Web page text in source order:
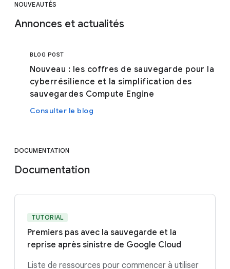
NOUVEAUTÉS
Annonces et actualités
BLOG POST
Nouveau : les coffres de sauvegarde pour la
cyberrésilience et la simplification des
sauvegardes Compute Engine
Consulter le blog
DOCUMENTATION
Documentation
TUTORIAL
Premiers pas avec la sauvegarde et la
reprise après sinistre de Google Cloud
Liste de ressources pour commencer à utiliser